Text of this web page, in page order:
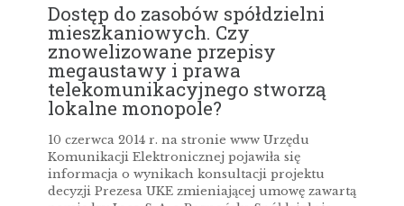
Dostęp do zasobów spółdzielni
mieszkaniowych. Czy
znowelizowane przepisy
megaustawy i prawa
telekomunikacyjnego stworzą
lokalne monopole?
10 czerwca 2014 r. na stronie www Urzędu
Komunikacji Elektronicznej pojawiła się
informacja o wynikach konsultacji projektu
decyzji Prezesa UKE zmieniającej umowę zawartą